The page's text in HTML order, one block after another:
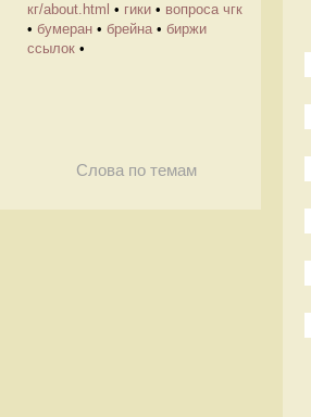
кг/about.html • гики • вопроса чгк
• бумеран • брейна • биржи
ссылок •
Слова по темам